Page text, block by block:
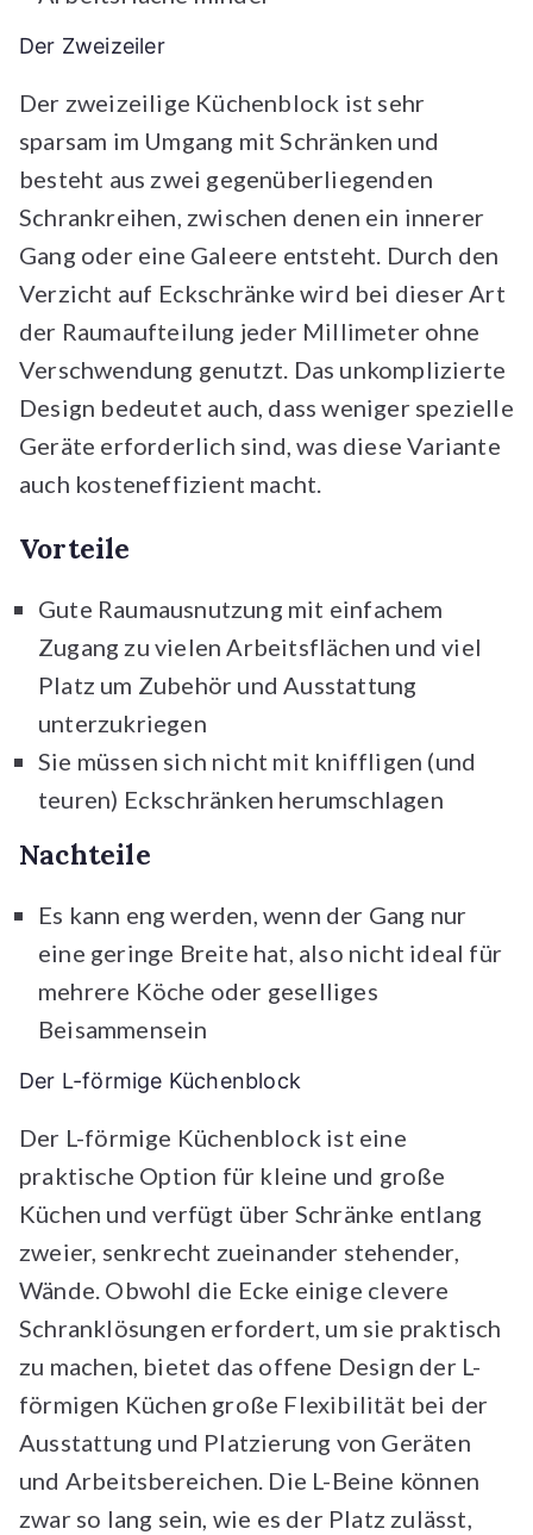
Der Zweizeiler
Der zweizeilige Küchenblock ist sehr
sparsam im Umgang mit Schränken und
besteht aus zwei gegenüberliegenden
Schrankreihen, zwischen denen ein innerer
Gang oder eine Galeere entsteht. Durch den
Verzicht auf Eckschränke wird bei dieser Art
der Raumaufteilung jeder Millimeter ohne
Verschwendung genutzt. Das unkomplizierte
Design bedeutet auch, dass weniger spezielle
Geräte erforderlich sind, was diese Variante
auch kosteneffizient macht.
Vorteile
Gute Raumausnutzung mit einfachem
Zugang zu vielen Arbeitsflächen und viel
Platz um Zubehör und Ausstattung
unterzukriegen
Sie müssen sich nicht mit kniffligen (und
teuren) Eckschränken herumschlagen
Nachteile
Es kann eng werden, wenn der Gang nur
eine geringe Breite hat, also nicht ideal für
mehrere Köche oder geselliges
Beisammensein
Der L-förmige Küchenblock
Der L-förmige Küchenblock ist eine
praktische Option für kleine und große
Küchen und verfügt über Schränke entlang
zweier, senkrecht zueinander stehender,
Wände. Obwohl die Ecke einige clevere
Schranklösungen erfordert, um sie praktisch
zu machen, bietet das offene Design der L-
förmigen Küchen große Flexibilität bei der
Ausstattung und Platzierung von Geräten
und Arbeitsbereichen. Die L-Beine können
zwar so lang sein, wie es der Platz zulässt,